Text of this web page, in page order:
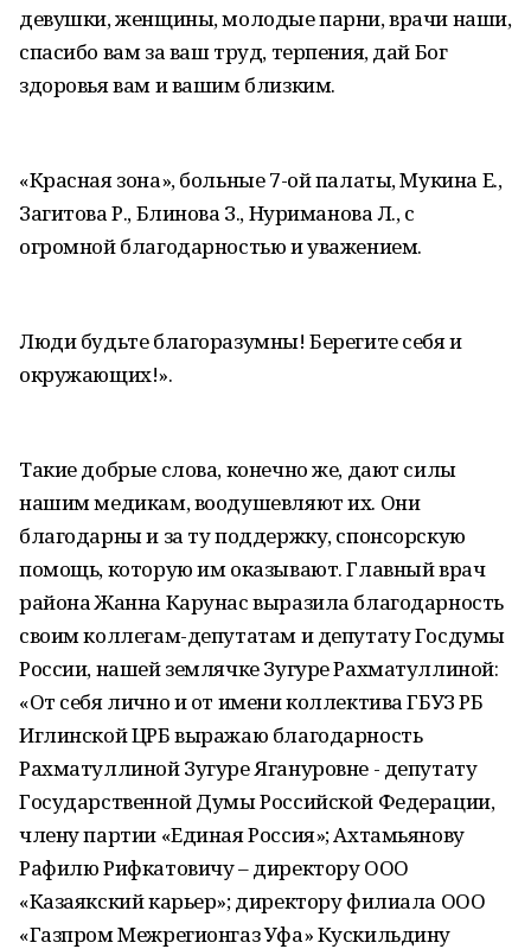
девушки, женщины, молодые парни, врачи наши,
спасибо вам за ваш труд, терпения, дай Бог
здоровья вам и вашим близким.
«Красная зона», больные 7-ой палаты, Мукина Е.,
Загитова Р., Блинова З., Нуриманова Л., с
огромной благодарностью и уважением.
Люди будьте благоразумны! Берегите себя и
окружающих!».
Такие добрые слова, конечно же, дают силы
нашим медикам, воодушевляют их. Они
благодарны и за ту поддержку, спонсорскую
помощь, которую им оказывают. Главный врач
района Жанна Карунас выразила благодарность
своим коллегам-депутатам и депутату Госдумы
России, нашей землячке Зугуре Рахматуллиной:
«От себя лично и от имени коллектива ГБУЗ РБ
Иглинской ЦРБ выражаю благодарность
Рахматуллиной Зугуре Ягануровне - депутату
Государственной Думы Российской Федерации,
члену партии «Единая Россия»; Ахтамьянову
Рафилю Рифкатовичу – директору ООО
«Казаякский карьер»; директору филиала ООО
«Газпром Межрегионгаз Уфа» Кускильдину